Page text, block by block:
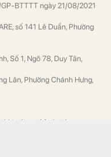
BTTTT ngày 21/08/2021
số 141 Lê Duẩn, Phường
Số 1, Ngõ 78, Duy Tân,
Lân, Phường Chánh Hưng,
trường - Markettimes